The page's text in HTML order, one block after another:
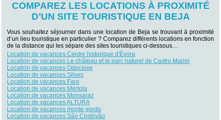
COMPAREZ LES LOCATIONS À PROXIMITÉ
D’UN SITE TOURISTIQUE EN BEJA
Vous souhaitez séjourner dans une location de Beja se trouvant à proximité
d’un lieu touristique en particulier ? Comparez différents locations en fonction
de la distance qui les sépare des sites touristiques ci-dessous…
Location de vacances Centre historique d'Évora
Location de vacances Le château et le parc naturel de Castro Marim
Location de vacances Odeceixe
Location de vacances Silves
Location de vacances Faro
Location de vacances Mértola
Location de vacances Monsaraz
Location de vacances ALTURA
Location de vacances monte gordo
Location de vacances São Cristóvão